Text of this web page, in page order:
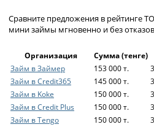
Сравните предложения в рейтинге
мини займы мгновенно и без отказов
Организация Сумма (тенге)
Займ в Займер
153 000 т.
Займ в Credit365
145 000 т.
Займ в Koke
150 000 т.
Займ в Credit Plus
150 000 т.
Займ в Tengo
150 000 т.